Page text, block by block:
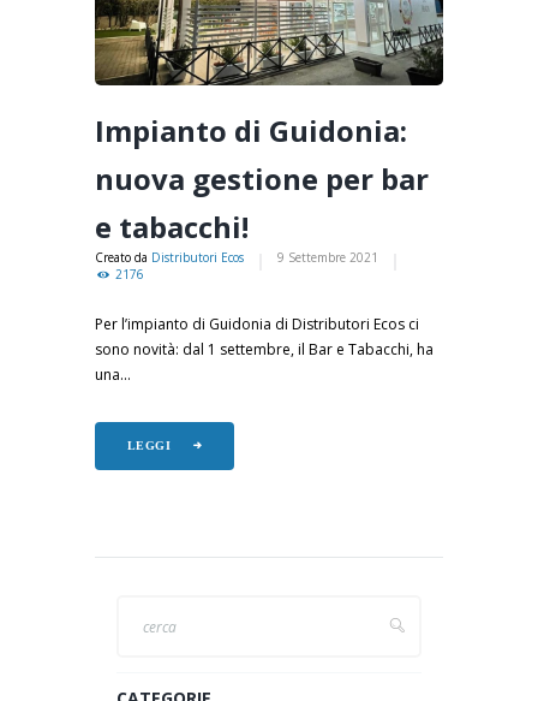
Impianto di Guidonia:
nuova gestione per bar
e tabacchi!
Creato da Distributori Ecos
9 Settembre 2021
2176
Per l’impianto di Guidonia di Distributori Ecos ci
sono novità: dal 1 settembre, il Bar e Tabacchi, ha
una...
LEGGI